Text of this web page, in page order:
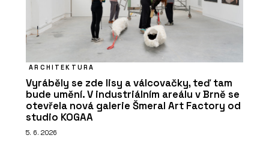
ARCHITEKTURA
Vyráběly se zde lisy a válcovačky, teď tam
bude umění. V industriálním areálu v Brně se
otevřela nová galerie Šmeral Art Factory od
studio KOGAA
5. 6. 2026